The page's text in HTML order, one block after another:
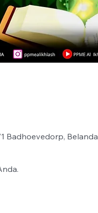
Badhoevedorp, Belanda